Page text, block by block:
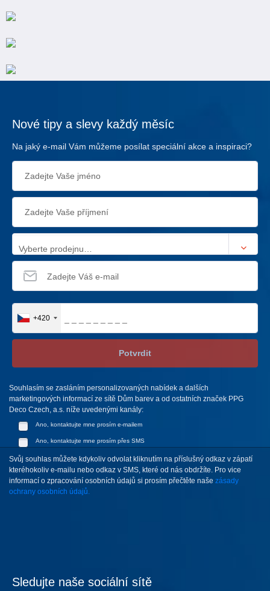
Nové tipy a slevy každý měsíc
Na jaký e-mail Vám můžeme posílat speciální akce a inspiraci?
Vyberte prodejnu…
+420
Potvrdit
Souhlasím se zasláním personalizovaných nabídek a dalších
marketingových informací ze sítě Dům barev a od ostatních značek PPG
Deco Czech, a.s. níže uvedenými kanály:
Ano, kontaktujte mne prosím e-mailem
Ano, kontaktujte mne prosím přes SMS
Svůj souhlas můžete kdykoliv odvolat kliknutím na příslušný odkaz v zápatí
kteréhokoliv e-mailu nebo odkaz v SMS, které od nás obdržíte. Pro vice
informací o zpracování osobních údajů si prosím přečtěte naše zásady
ochrany osobních údajů.
Sledujte naše sociální sítě